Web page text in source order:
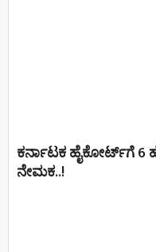
ಕರ್ನಾಟಕ ಹೈಕೋರ್ಟ್‌ಗೆ 6
ನೇಮಕ..!